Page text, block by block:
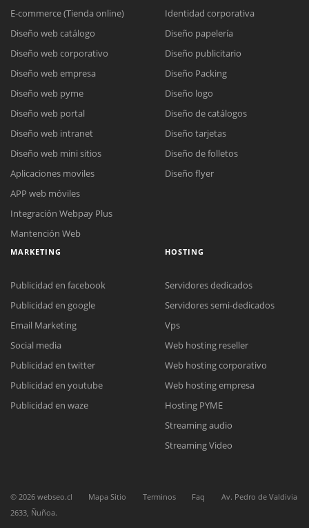
Reunión online
Nuestros ejecutivos le enviarán un correo electrónico con el enlace a
Meet para la reunión online.
Cotización
Todos nuestros ejecutivos están fuera de línea. Complete el formulario
E-commerce (Tienda online)
Diseño web catálogo
Diseño web corporativo
Diseño web empresa
Diseño web pyme
Diseño web portal
Diseño web intranet
Diseño web mini sitios
Aplicaciones moviles
APP web móviles
Integración Webpay Plus
Mantención Web
Identidad corporativa
Diseño papelería
Diseño publicitario
Diseño Packing
Diseño logo
Diseño de catálogos
Diseño tarjetas
Diseño de folletos
Diseño flyer
MARKETING
Publicidad en facebook
Publicidad en google
Email Marketing
Social media
Publicidad en twitter
Publicidad en youtube
Publicidad en waze
HOSTING
Servidores dedicados
Servidores semi-dedicados
Vps
Web hosting reseller
Web hosting corporativo
Web hosting empresa
Hosting PYME
Streaming audio
Streaming Video
© 2026 webseo.cl Mapa Sitio Terminos Faq
Av. Pedro de Valdivia
2633, Ñuñoa.